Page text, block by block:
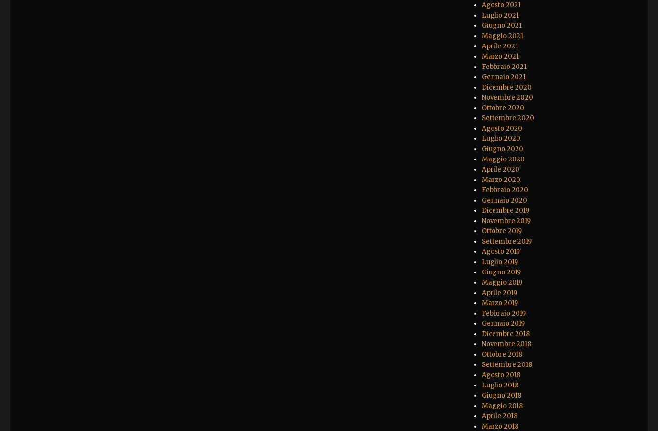
Agosto 2021
Luglio 2021
Giugno 2021
Maggio 2021
Aprile 2021
Marzo 2021
Febbraio 2021
Gennaio 2021
Dicembre 2020
Novembre 2020
Ottobre 2020
Settembre 2020
Agosto 2020
Luglio 2020
Giugno 2020
Maggio 2020
Aprile 2020
Marzo 2020
Febbraio 2020
Gennaio 2020
Dicembre 2019
Novembre 2019
Ottobre 2019
Settembre 2019
Agosto 2019
Luglio 2019
Giugno 2019
Maggio 2019
Aprile 2019
Marzo 2019
Febbraio 2019
Gennaio 2019
Dicembre 2018
Novembre 2018
Ottobre 2018
Settembre 2018
Agosto 2018
Luglio 2018
Giugno 2018
Maggio 2018
Aprile 2018
Marzo 2018